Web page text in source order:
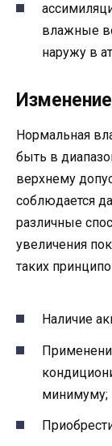
влажные
наружу в
Нормальная
быть в
верхнему
соблюдается
различные
увеличения
таких
Наличие
минимуму;